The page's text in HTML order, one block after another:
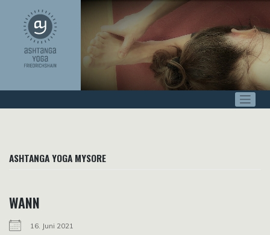
springen
ASHTANGA YOGA MYSORE
WANN
16. Juni 2021